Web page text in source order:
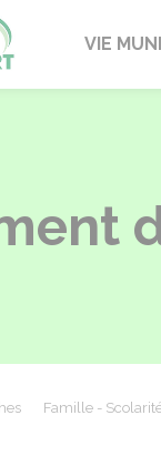
Paucourt
VIE
Famille -